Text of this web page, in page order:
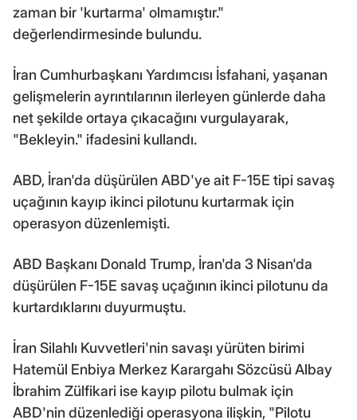
zaman bir 'kurtarma' olmamıştır."
değerlendirmesinde bulundu.
İran Cumhurbaşkanı Yardımcısı İsfahani, yaşanan
gelişmelerin ayrıntılarının ilerleyen günlerde daha
net şekilde ortaya çıkacağını vurgulayarak,
"Bekleyin." ifadesini kullandı.
ABD, İran'da düşürülen ABD'ye ait F-15E tipi savaş
uçağının kayıp ikinci pilotunu kurtarmak için
operasyon düzenlemişti.
ABD Başkanı Donald Trump, İran'da 3 Nisan'da
düşürülen F-15E savaş uçağının ikinci pilotunu da
kurtardıklarını duyurmuştu.
İran Silahlı Kuvvetleri'nin savaşı yürüten birimi
Hatemül Enbiya Merkez Karargahı Sözcüsü Albay
İbrahim Zülfikari ise kayıp pilotu bulmak için
ABD'nin düzenlediği operasyona ilişkin, "Pilotu